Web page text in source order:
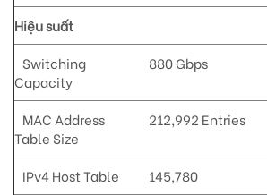
Hiệu suất
Switching
Capacity
880 Gbps
MAC Address
Table Size
212,992 Entries
IPv4 Host Table 145,780